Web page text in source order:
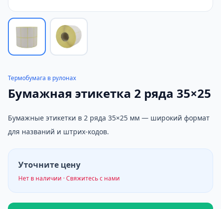
Термобумага в рулонах
Бумажная этикетка 2 ряда 35×25
Бумажные этикетки в 2 ряда 35×25 мм — широкий формат
для названий и штрих-кодов.
Уточните цену
Нет в наличии · Свяжитесь с нами